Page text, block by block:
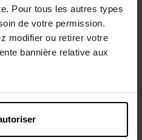
Pour tous les autres types
de votre permission.
modifier ou retirer votre
bannière relative aux
Une nuit d'été sous le figuier